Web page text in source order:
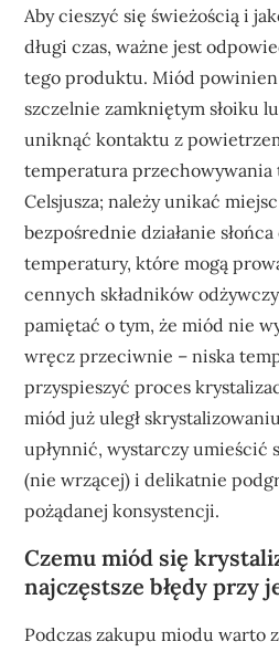
Aby cieszyć się świeżością i
długi czas, ważne jest
tego produktu. Miód
szczelnie zamkniętym słoiku
uniknąć kontaktu z
temperatura przechowywania
Celsjusza; należy unikać
bezpośrednie działanie
temperatury, które mogą
cennych składników
pamiętać o tym, że miód nie
wręcz przeciwnie – niska
przyspieszyć proces
miód już uległ
upłynnić, wystarczy umieścić
(nie wrzącej) i delikatnie
pożądanej konsystencji.
Czemu miód się
najczęstsze błędy przy
Podczas zakupu miodu warto